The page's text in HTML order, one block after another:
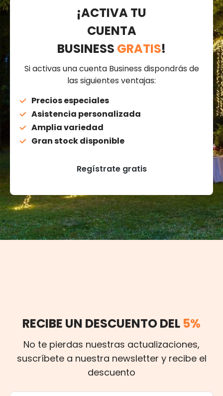
¡ACTIVA TU
CUENTA
BUSINESS GRATIS!
Si activas una cuenta Business dispondrás de
las siguientes ventajas:
Precios especiales
Asistencia personalizada
Amplia variedad
Gran stock disponible
Regístrate gratis
RECIBE UN DESCUENTO DEL 5%
No te pierdas nuestras actualizaciones,
suscríbete a nuestra newsletter y recibe el
descuento